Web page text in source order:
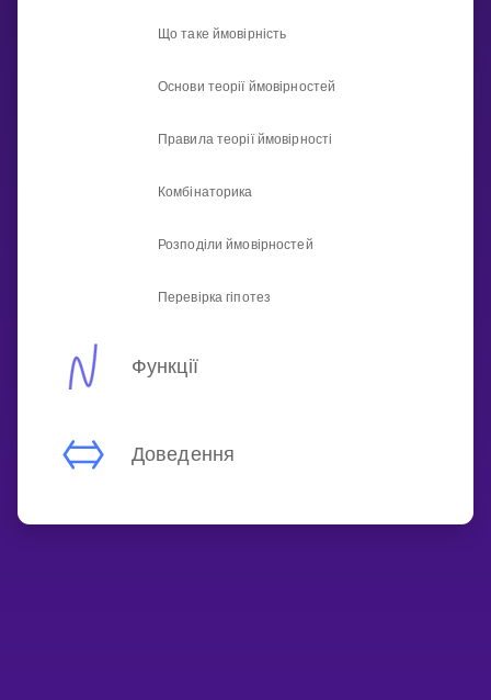
Що таке ймовірність
Основи теорії ймовірностей
Правила теорії ймовірності
Комбінаторика
Розподіли ймовірностей
Перевірка гіпотез
Функції
Доведення